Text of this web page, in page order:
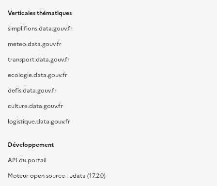
Verticales thématiques
simplifions.data.gouv.fr
meteo.data.gouv.fr
transport.data.gouv.fr
ecologie.data.gouv.fr
defis.data.gouv.fr
culture.data.gouv.fr
logistique.data.gouv.fr
Développement
API du portail
Moteur open source : udata (17.2.0)